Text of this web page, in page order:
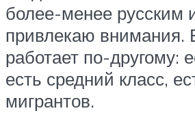
более-менее русским
привлекаю внимания.
работает по-другому:
есть средний класс,
мигрантов.